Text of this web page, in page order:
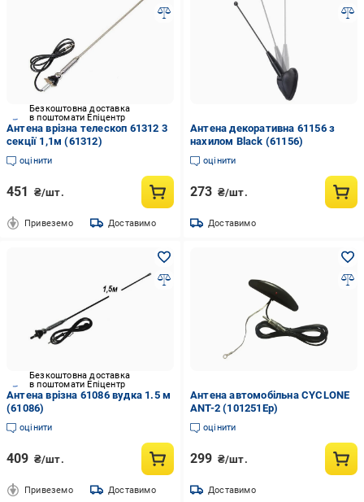
Безкоштовна доставка
в поштомати Епіцентр
Антена врізна телескоп 61312 3
секції 1,1м (61312)
оцінити
451 ₴/шт.
Привеземо Доставимо
Антена декоративна 61156 з
нахилом Black (61156)
оцінити
273 ₴/шт.
Доставимо
Безкоштовна доставка
в поштомати Епіцентр
Антена врізна 61086 вудка 1.5 м
(61086)
оцінити
409 ₴/шт.
Привеземо Доставимо
Антена автомобільна CYCLONE
ANT-2 (101251Ep)
оцінити
299 ₴/шт.
Доставимо